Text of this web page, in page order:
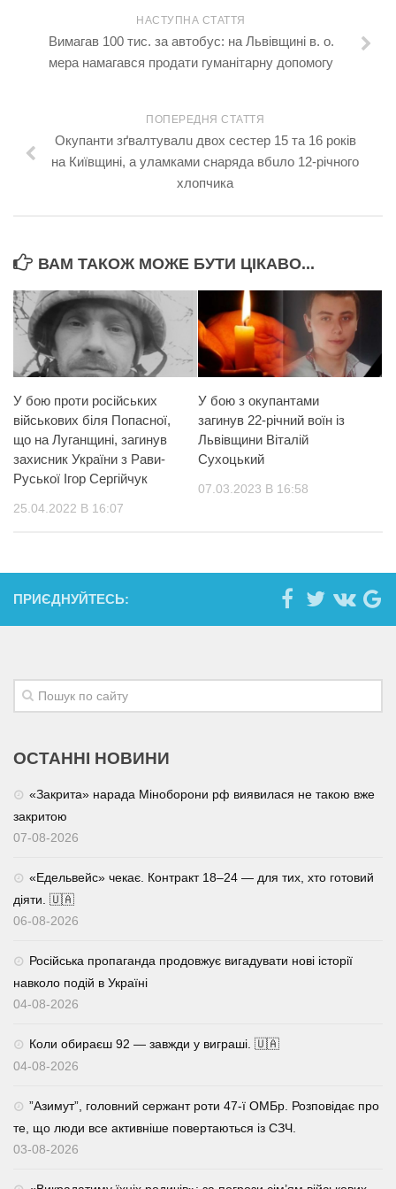
НАСТУПНА СТАТТЯ
Вимагав 100 тис. за автобус: на Львівщині в. о.
мера намагався продати гуманітарну допомогу
ПОПЕРЕДНЯ СТАТТЯ
Окупанти зґвалтувалu двох сестер 15 та 16 років
на Київщині, а уламками снаряда вбuло 12-річного
хлопчика
ВАМ ТАКОЖ МОЖЕ БУТИ ЦІКАВО...
У бою проти російських
військових біля Попасної,
що на Луганщині, загинув
захисник України з Рави-
Руської Ігор Сергійчук
25.04.2022 В 16:07
У бою з окупантами
загинув 22-річний воїн із
Львівщини Віталій
Сухоцький
07.03.2023 В 16:58
ПРИЄДНУЙТЕСЬ:
ОСТАННІ НОВИНИ
«Закрита» нарада Міноборони рф виявилася не такою вже
закритою
07-08-2026
«Едельвейс» чекає. Контракт 18–24 — для тих, хто готовий
діяти. 🇺🇦
06-08-2026
Російська пропаганда продовжує вигадувати нові історії
навколо подій в Україні
04-08-2026
Коли обираєш 92 — завжди у виграші. 🇺🇦
04-08-2026
⁨”Азимут”, головний сержант роти 47-ї ОМБр. Розповідає про
те, що люди все активніше повертаються із СЗЧ.
03-08-2026